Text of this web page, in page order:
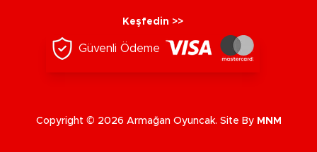
Keşfedin >>
Güvenli Ödeme
Copyright © 2026 Armağan Oyuncak. Site By MNM